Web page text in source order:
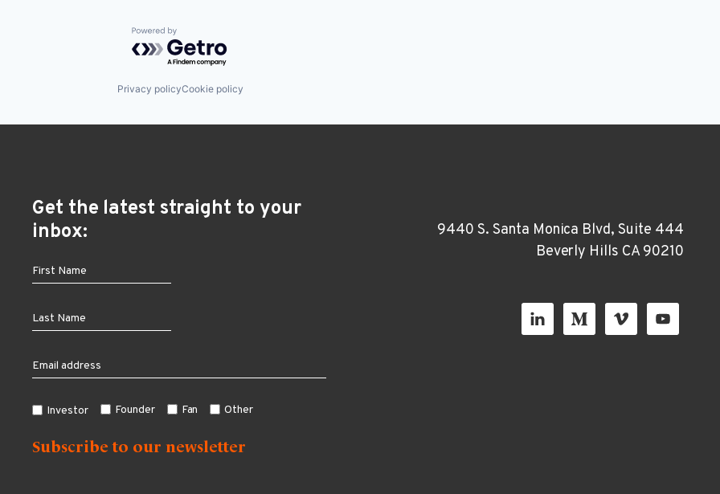
Powered by Getro.com
Privacy policyCookie policy
Get the latest straight to your
inbox:
Investor Founder Fan Other
9440 S. Santa Monica Blvd, Suite 444
Beverly Hills CA 90210